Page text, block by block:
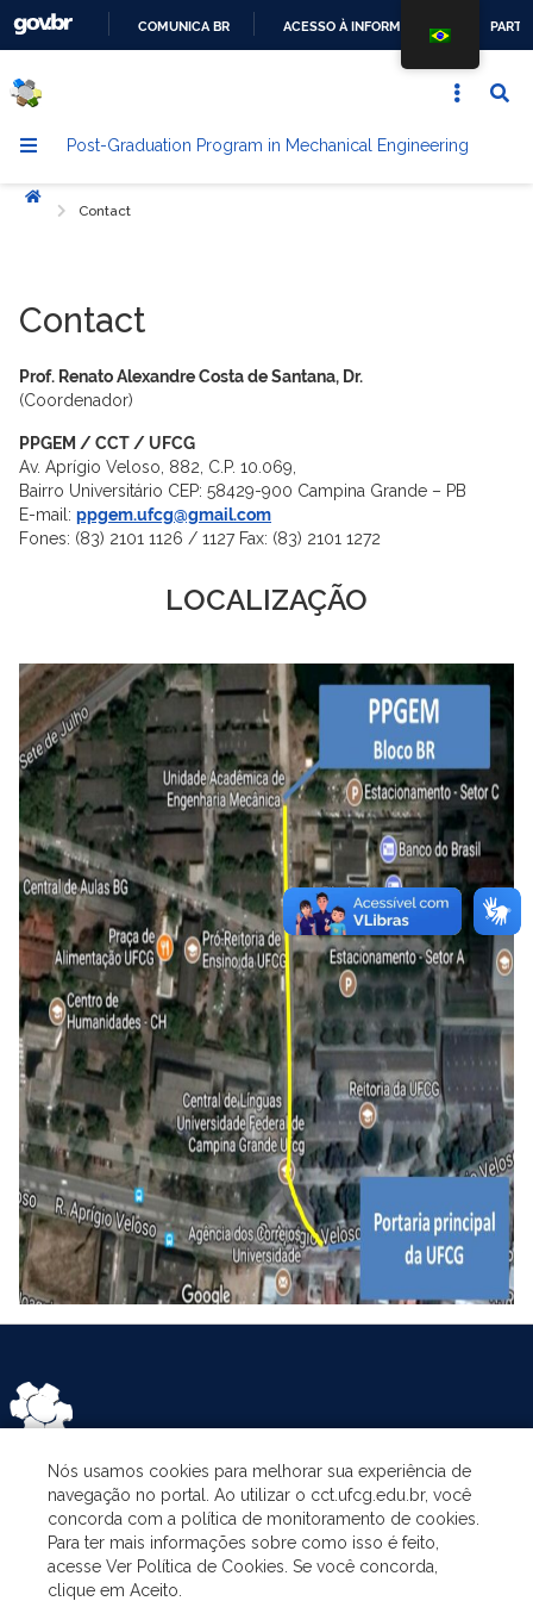
CONTENT
COMUNICA BR ACESSO À INFORMAÇÃO
Post-Graduation Program in Mechanical Engineering
Início
Contact
Contact
Prof. Renato Alexandre Costa de Santana, Dr.
(Coordenador)
PPGEM / CCT / UFCG
Av. Aprígio Veloso, 882, C.P. 10.069,
Bairro Universitário CEP: 58429-900 Campina Grande – PB
E-mail: ppgem.ufcg@gmail.com
Fones: (83) 2101 1126 / 1127 Fax: (83) 2101 1272
LOCALIZAÇÃO
CATEGORIES
THE PROGRAM
Nós usamos cookies para melhorar sua experiência de
navegação no portal. Ao utilizar o cct.ufcg.edu.br, você
concorda com a política de monitoramento de cookies.
Para ter mais informações sobre como isso é feito,
acesse Ver Política de Cookies. Se você concorda,
clique em Aceito.